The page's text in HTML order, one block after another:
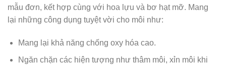
mẫu đơn, kết hợp cùng với hoa lựu và bơ hạt mỡ. Mang
lại những công dụng tuyệt vời cho môi như:
Mang lại khả năng chống oxy hóa cao.
Ngăn chặn các hiện tượng như thâm môi, xỉn môi khi